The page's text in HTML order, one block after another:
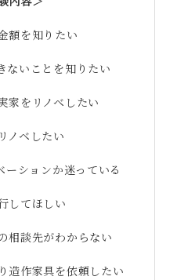
内容＞
額を知りたい
ないことを知りたい
家をリノベしたい
ノベしたい
ーションか迷っている
してほしい
相談先がわからない
造作家具を依頼したい